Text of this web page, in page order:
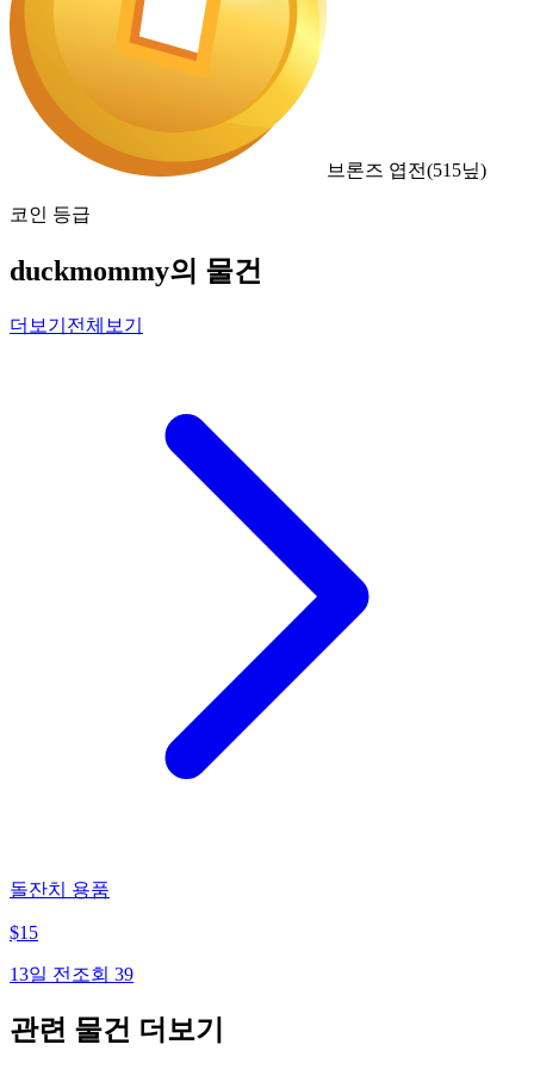
브론즈 엽전(515닢)
코인 등급
duckmommy의 물건
더보기 전체보기
돌잔치 용품
$15
13일 전 조회 39
관련 물건 더보기